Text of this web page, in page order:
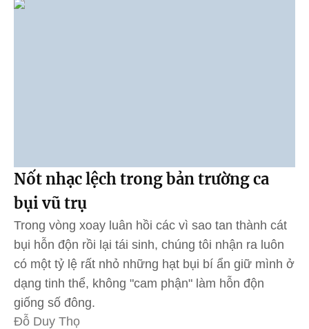
Nốt nhạc lệch trong bản trường ca
bụi vũ trụ
Trong vòng xoay luân hồi các vì sao tan thành cát
bụi hỗn độn rồi lại tái sinh, chúng tôi nhận ra luôn
có một tỷ lệ rất nhỏ những hạt bụi bí ẩn giữ mình ở
dạng tinh thể, không "cam phận" làm hỗn độn
giống số đông.
Đỗ Duy Thọ